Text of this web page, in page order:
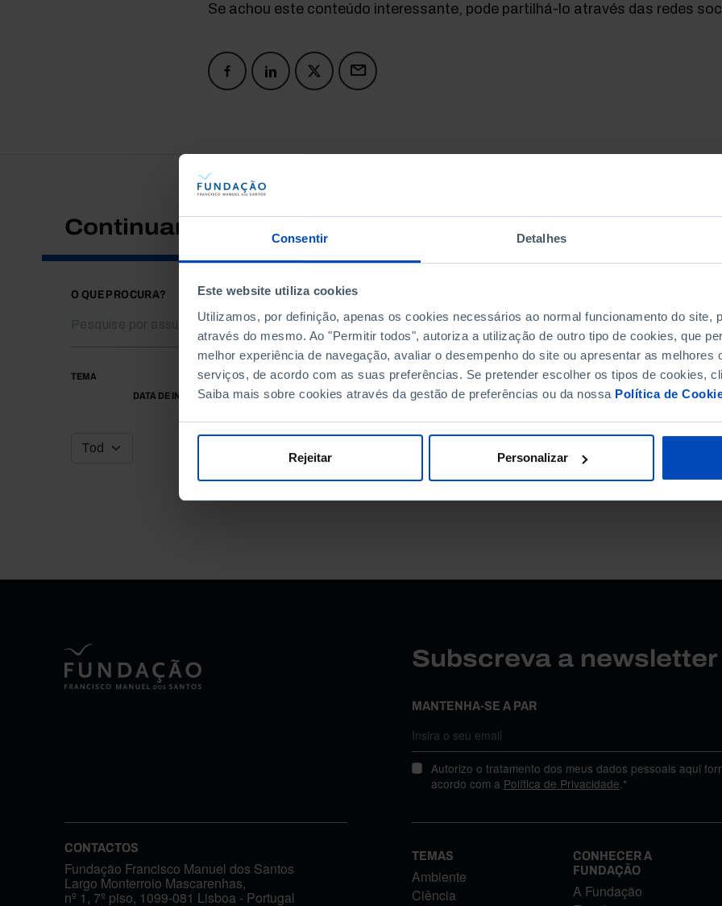
Consentir Detalhes
Este website utiliza cookies
Utilizamos, por definição, apenas os cookies necessários ao normal funcionamento do site,
através do mesmo. Ao "Permitir todos", autoriza a utilização de outro tipo de cookies, que
melhor experiência de navegação, avaliar o desempenho do site ou apresentar as melhores
serviços, de acordo com as suas preferências. Se pretender escolher os tipos de cookies,
Saiba mais sobre cookies através da gestão de preferências ou da nossa Política de
Rejeitar Personalizar
Se achou este conteúdo interessante, pode partilhá-lo através das redes
Continuar a pesquisar
O QUE PROCURA?
TEMA
DATA DE INÍCIO
DATA DE FIM
Subscreva a
MANTENHA-SE A PAR
Autorizo o tratamento dos meus dados pessoais aqui
acordo com a Política de Privacidade.*
CONTACTOS
Fundação Francisco Manuel dos Santos
Largo Monterroio Mascarenhas,
nº 1, 7º piso, 1099-081 Lisboa - Portugal
TEMAS
Ambiente
Ciência
CONHECER A
FUNDAÇÃO
A Fundação